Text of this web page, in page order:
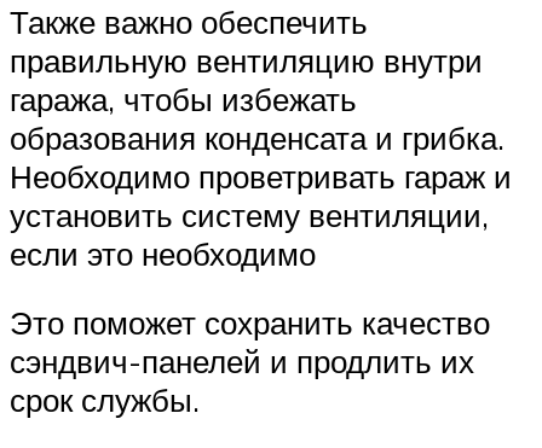
Также важно обеспечить
правильную вентиляцию внутри
гаража, чтобы избежать
образования конденсата и грибка.
Необходимо проветривать гараж и
установить систему вентиляции,
если это необходимо
Это поможет сохранить качество
сэндвич-панелей и продлить их
срок службы.